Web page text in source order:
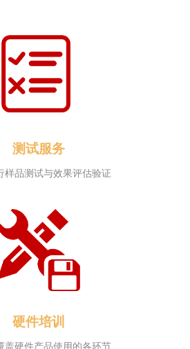
测试服务
样品测试与效果评估验证
硬件培训
盖硬件产品使用的各环节